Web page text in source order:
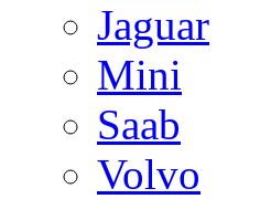
Jaguar
Mini
Saab
Volvo